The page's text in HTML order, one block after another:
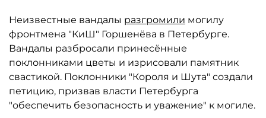
Неизвестные вандалы разгромили могилу
фронтмена "КиШ" Горшенёва в Петербурге.
Вандалы разбросали принесённые
поклонниками цветы и изрисовали памятник
свастикой. Поклонники "Короля и Шута" создали
петицию, призвав власти Петербурга
"обеспечить безопасность и уважение" к могиле.